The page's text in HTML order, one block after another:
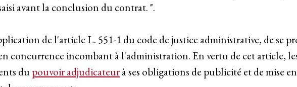
avant la conclusion du contrat. ".
de l'article L. 551-1 du code de justice administrative, de se
concurrence incombant à l'administration. En vertu de cet article,
dupouvoir adjudicateurà ses obligations de publicité et de mise